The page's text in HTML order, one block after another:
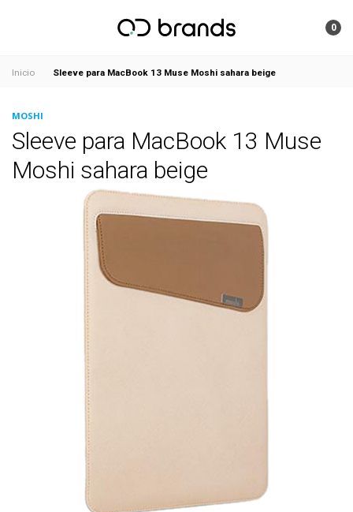
0
Inicio Sleeve para MacBook 13 Muse Moshi sahara beige
MOSHI
Sleeve para MacBook 13 Muse
Moshi sahara beige